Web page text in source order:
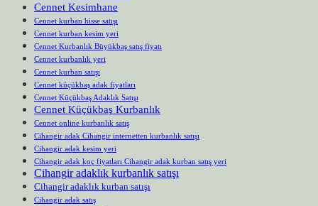
Cennet Kesimhane
Cennet kurban hisse satışı
Cennet kurban kesim yeri
Cennet Kurbanlık Büyükbaş satış fiyatı
Cennet kurbanlık yeri
Cennet kurban satışı
Cennet küçükbaş adak fiyatları
Cennet Küçükbaş Adaklık Satışı
Cennet Küçükbaş Kurbanlık
Cennet online kurbanlık satış
Cihangir adak Cihangir internetten kurbanlık satışı
Cihangir adak kesim yeri
Cihangir adak koç fiyatları Cihangir adak kurban satış yeri
Cihangir adaklık kurbanlık satışı
Cihangir adaklık kurban satışı
Cihangir adak satış